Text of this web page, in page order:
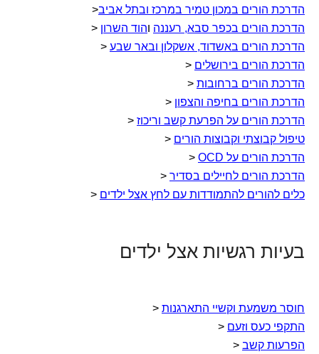
הדרכת הורים במכון טמיר במרכז ובתל אביב<
הדרכת הורים בכפר סבא, רעננה והוד השרון <
הדרכת הורים באשדוד, אשקלון ובאר שבע <
הדרכת הורים בירושלים <
הדרכת הורים ברחובות <
הדרכת הורים בחיפה והצפון <
הדרכת הורים על הפרעת קשב וריכוז <
טיפול קבוצתי וקבוצות הורים <
הדרכת הורים על OCD
<
הדרכת הורים לחיילים בסדיר <
כלים להורים להתמודדות עם לחץ אצל ילדים <
בעיות רגשיות אצל ילדים
חוסר משמעת וקשיי התארגנות <
התקפי כעס וזעם <
הפרעות קשב <